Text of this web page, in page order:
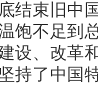
结束旧中
饱不足到
设、改革
持了中国